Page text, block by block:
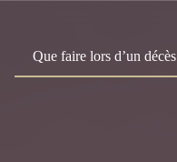
Que faire lors d’un décès